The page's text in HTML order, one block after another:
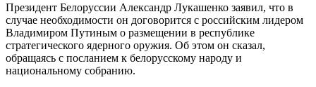
Президент Белоруссии Александр Лукашенко заявил, что в
случае необходимости он договорится с российским лидером
Владимиром Путиным о размещении в республике
стратегического ядерного оружия. Об этом он сказал,
обращаясь с посланием к белорусскому народу и
национальному собранию.